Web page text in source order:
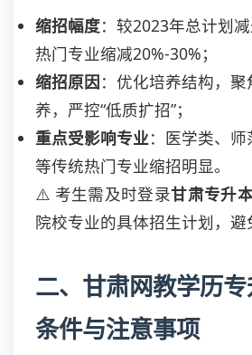
缩招幅度：较2023年总计划
热门专业缩减20%-30%；
缩招原因：优化培养结构，
养，严控“低质扩招”；
重点受影响专业：医学类、
等传统热门专业缩招明显。
⚠️ 考生需及时登录甘肃专升
院校专业的具体招生计划，避
二、甘肃网教学历
条件与注意事项